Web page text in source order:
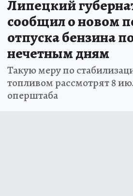
Липецкий
сообщил о новом
отпуска бензина
нечетным дням
Такую меру по
топливом рассмотрят 8
оперштаба